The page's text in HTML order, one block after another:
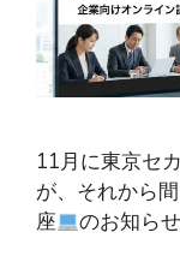
11月に東京セ
が、それから
座
のお知ら